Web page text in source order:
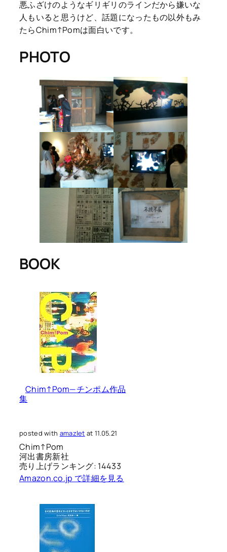
悪ふざけのようなギリギリのラインだから嫌いな
人もいると思うけど、話題になったもの以外もみ
たらChim↑Pomは面白いです。
PHOTO
BOOK
Chim↑Pom—チンポム作品
集
posted with amazlet at 11.05.21
Chim↑Pom
河出書房新社
売り上げランキング: 14433
Amazon.co.jp で詳細を見る